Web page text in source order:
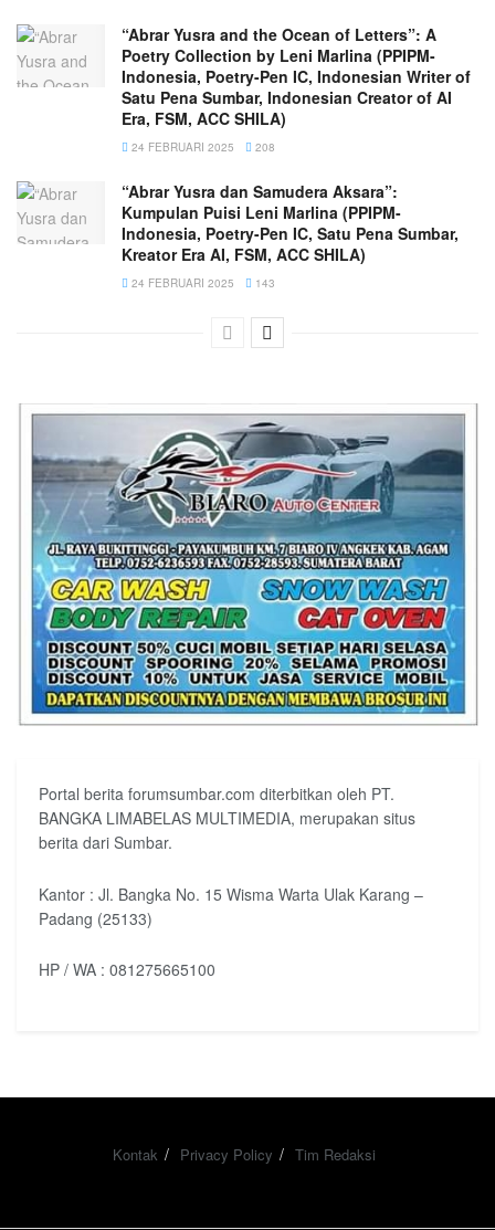
“Abrar Yusra and the Ocean of Letters”: A
Poetry Collection by Leni Marlina (PPIPM-
Indonesia, Poetry-Pen IC, Indonesian Writer of
Satu Pena Sumbar, Indonesian Creator of AI
Era, FSM, ACC SHILA)
24 FEBRUARI 2025 208
“Abrar Yusra dan Samudera Aksara”:
Kumpulan Puisi Leni Marlina (PPIPM-
Indonesia, Poetry-Pen IC, Satu Pena Sumbar,
Kreator Era AI, FSM, ACC SHILA)
24 FEBRUARI 2025 143
Portal berita forumsumbar.com diterbitkan oleh PT.
BANGKA LIMABELAS MULTIMEDIA, merupakan situs
berita dari Sumbar.
Kantor : Jl. Bangka No. 15 Wisma Warta Ulak Karang –
Padang (25133)
HP / WA : 081275665100
Kontak Privacy Policy Tim Redaksi